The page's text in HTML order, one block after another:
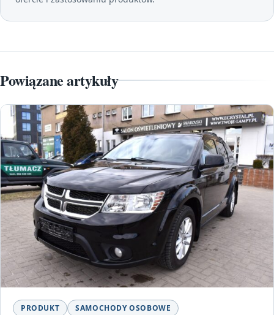
Powiązane artykuły
PRODUKT SAMOCHODY OSOBOWE